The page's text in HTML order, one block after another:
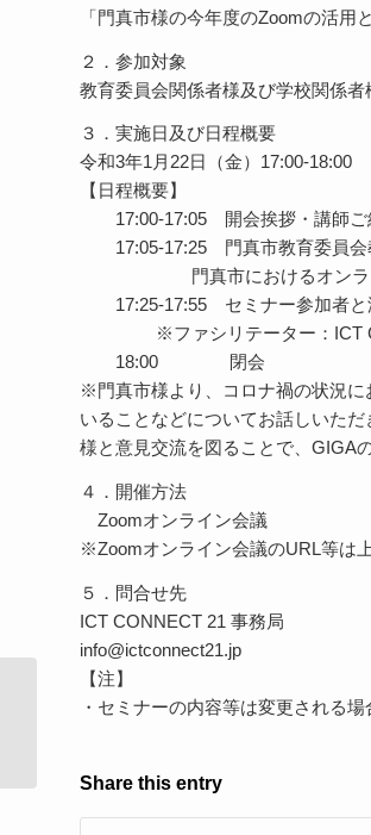
「門真市様の今年度のZoomの活用
２．参加対象
教育委員会関係者様及び学校関係
３．実施日及び日程概要
令和3年1月22日（金）17:00-18:00
【日程概要】
17:00-17:05 開会挨拶・講師ご
17:05-17:25 門真市教育委員会
門真市におけるオンラインツ
17:25-17:55 セミナー参加者と
※ファシリテーター：ICT
18:00 閉会
※門真市様より、コロナ禍の状況に
いることなどについてお話しいた
様と意見交流を図ることで、GIGA
４．開催方法
Zoomオンライン会議
※Zoomオンライン会議のURL等は
５．問合せ先
ICT CONNECT 21 事務局
info@ictconnect21.jp
【注】
・セミナーの内容等は変更される
Share this entry
【1/14（木）】教育委員会主導！いま